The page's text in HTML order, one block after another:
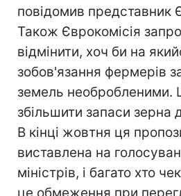
повідомив
Також Єврокомісія
відмінити, хоч би на
зобов'язання фермерів
земель необробленими.
збільшити запаси зерна
В кінці жовтня ця
виставлена на
міністрів, і багато хто